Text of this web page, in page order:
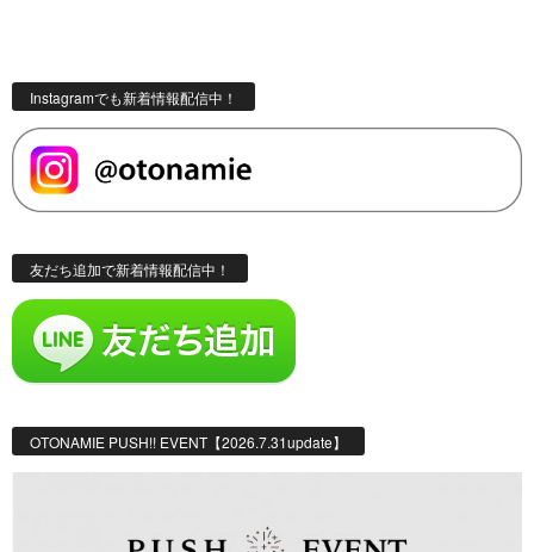
Instagramでも新着情報配信中！
友だち追加で新着情報配信中！
OTONAMIE PUSH!! EVENT【2026.7.31update】